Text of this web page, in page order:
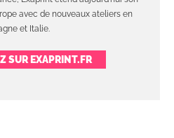
avec de nouveaux ateliers en
et Italie.
SUR EXAPRINT.FR